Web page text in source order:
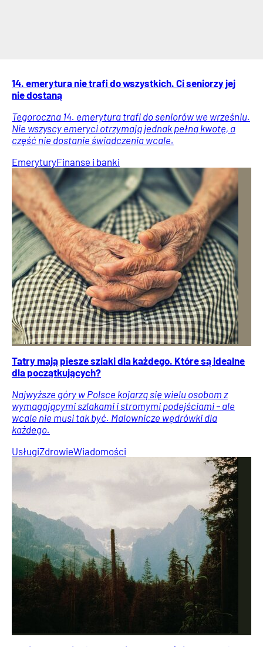
14. emerytura nie trafi do wszystkich. Ci seniorzy jej
nie dostaną
Tegoroczna 14. emerytura trafi do seniorów we wrześniu.
Nie wszyscy emeryci otrzymają jednak pełną kwotę, a
część nie dostanie świadczenia wcale.
EmeryturyFinanse i banki
Tatry mają piesze szlaki dla każdego. Które są idealne
dla początkujących?
Najwyższe góry w Polsce kojarzą się wielu osobom z
wymagającymi szlakami i stromymi podejściami – ale
wcale nie musi tak być. Malownicze wędrówki dla
każdego.
UsługiZdrowieWiadomości